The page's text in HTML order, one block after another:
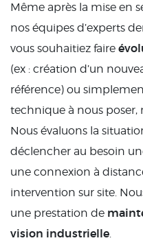
Même après la mise en
nos équipes d’experts
vous souhaitiez faire
(ex : création d’un
référence) ou
technique à nous poser,
Nous évaluons la
déclencher au besoin
une connexion à
intervention sur site.
une prestation de
vision industrielle.